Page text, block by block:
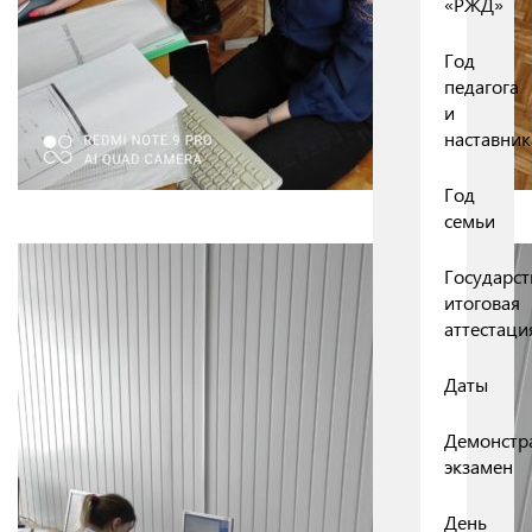
Год
педагога
и
Год
семьи
итоговая
Даты
экзамен
День